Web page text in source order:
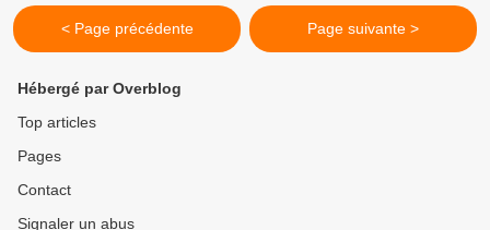
< Page précédente Page suivante >
Hébergé par Overblog
Top articles
Pages
Contact
Signaler un abus